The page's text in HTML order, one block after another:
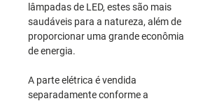
lâmpadas de LED, estes são mais
saudáveis para a natureza, além de
proporcionar uma grande econômia
de energia.
A parte elétrica é vendida
separadamente conforme a